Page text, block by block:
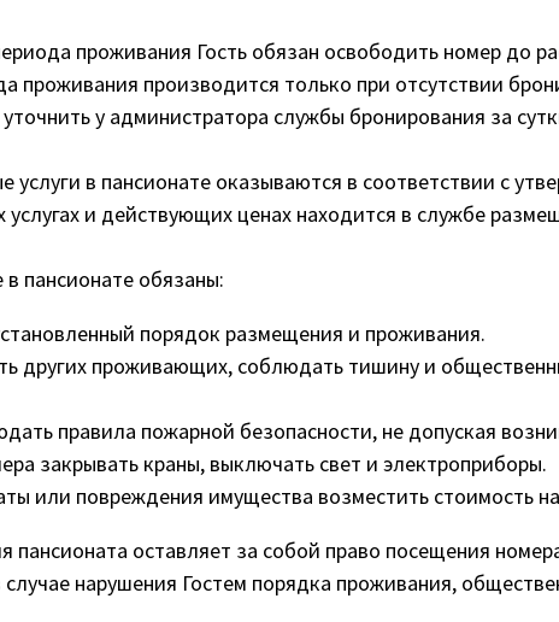
проживания Гость обязан освободить номер до
проживания производится только при отсутствии
у администратора службы бронирования за
услуги в пансионате оказываются в соответствии с
и действующих ценах находится в службе
пансионате обязаны:
порядок размещения и проживания.
других проживающих, соблюдать тишину и
правила пожарной безопасности, не допуская
закрывать краны, выключать свет и электроприборы.
или повреждения имущества возместить стоимость
пансионата оставляет за собой право посещения
случае нарушения Гостем порядка проживания,